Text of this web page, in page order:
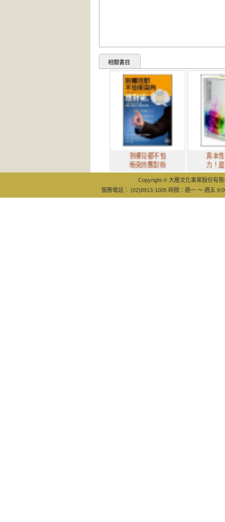
相關書目
到哪兒都不怕
衝突的應對術
真本性的影響
力！最新最震
Copyright © 大雁文化事業股份有
服務電話： (02)8913-1005 時間：週一 ～ 週五